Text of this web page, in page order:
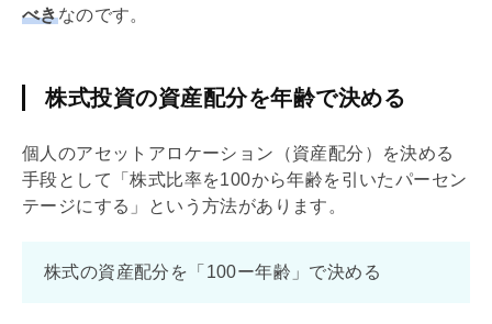
べきなのです。
株式投資の資産配分を年齢で決める
個人のアセットアロケーション（資産配分）を決める
手段として「株式比率を100から年齢を引いたパーセン
テージにする」という方法があります。
株式の資産配分を「100ー年齢」で決める